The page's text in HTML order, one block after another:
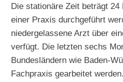
Die stationäre Zeit beträgt
einer Praxis durchgeführt
niedergelassene Arzt über
verfügt. Die letzten sechs
Bundesländern wie Baden-
Fachpraxis gearbeitet